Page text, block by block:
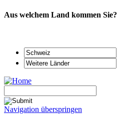
Aus welchem Land kommen Sie?
Navigation überspringen